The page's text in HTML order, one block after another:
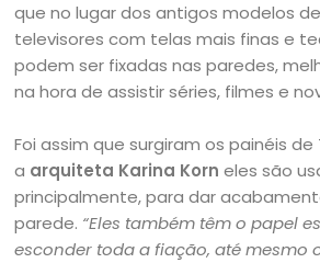
que no lugar dos antigos modelos
televisores com telas mais finas e
podem ser fixadas nas paredes,
na hora de assistir séries, filmes e
Foi assim que surgiram os painéis de
a arquiteta Karina Korneles são
principalmente, para dar
parede. “Eles também têm o papel
esconder toda a fiação, até mesmo